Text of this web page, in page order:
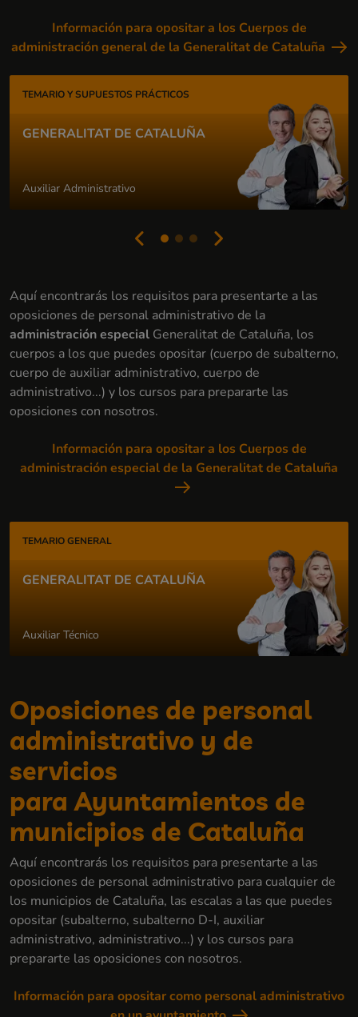
Información para opositar a los Cuerpos de
administración general de la Generalitat de Cataluña
TEMARIO Y SUPUESTOS PRÁCTICOS
GENERALITAT DE CATALUÑA
Auxiliar Administrativo
Aquí encontrarás los requisitos para presentarte a las
oposiciones de personal administrativo de la
administración especial Generalitat de Cataluña, los
cuerpos a los que puedes opositar (cuerpo de subalterno,
cuerpo de auxiliar administrativo, cuerpo de
administrativo...) y los cursos para prepararte las
oposiciones con nosotros.
Información para opositar a los Cuerpos de
administración especial de la Generalitat de Cataluña
TEMARIO GENERAL
GENERALITAT DE CATALUÑA
Auxiliar Técnico
Oposiciones de personal
administrativo y de
servicios
para Ayuntamientos de
municipios de Cataluña
Aquí encontrarás los requisitos para presentarte a las
oposiciones de personal administrativo para cualquier de
los municipios de Cataluña, las escalas a las que puedes
opositar (subalterno, subalterno D-I, auxiliar
administrativo, administrativo...) y los cursos para
prepararte las oposiciones con nosotros.
Información para opositar como personal administrativo